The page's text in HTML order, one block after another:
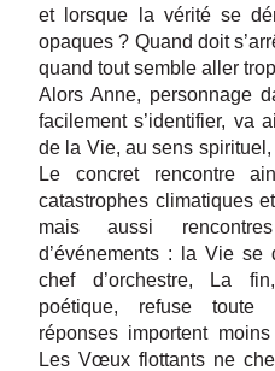
et lorsque la vérité se
opaques ? Quand doit
quand tout semble aller
Alors Anne, personnage
facilement s’identifier, va
de la Vie, au sens
Le concret rencontre
catastrophes climatiques
mais aussi
d’événements : la Vie
chef d’orchestre, La
poétique, refuse toute
réponses importent
Les Vœux flottants ne